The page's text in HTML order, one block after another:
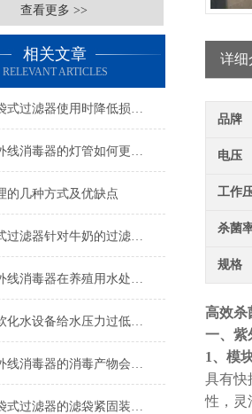
查看更多 >>
相关文章
RELEVANT ARTICLES
快开式袋式过滤器使用时降低损耗的实用措施
泳池紫外线消毒器的灯管如何更换呢？
的几种方式及优缺点
饮料袋式过滤器针对牛奶的过滤技术分析
污水紫外线消毒器在养殖用水处理时的注意事项
全自动软化水设备给水压力过低可能的后果分析
泳池紫外线消毒器的消毒产物会带来哪些风险？
快开式袋式过滤器的滤袋紧固装置重要性
详细
品牌
电压
工作
杀菌
规格
高效杀
一、紫
1、 模
具有快
性，灵